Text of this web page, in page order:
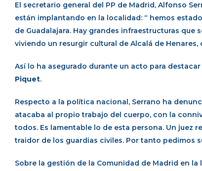
El secretario general del PP de Madrid, Alfonso
están implantando en la localidad: “ hemos
de Guadalajara. Hay grandes infraestructuras
viviendo un resurgir cultural de Alcalá de
Así lo ha asegurado durante un acto para
Piquet.
Respecto a la política nacional, Serrano ha
atacaba al propio trabajo del cuerpo, con la
todos. Es lamentable lo de esta persona. Un juez
traidor de los guardias civiles. Por tanto pedimos
Sobre la gestión de la Comunidad de Madrid en